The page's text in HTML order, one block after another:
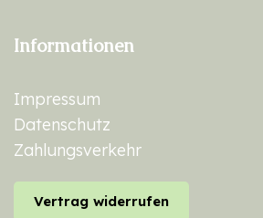
Informationen
Impressum
Datenschutz
Zahlungsverkehr
Vertrag widerrufen